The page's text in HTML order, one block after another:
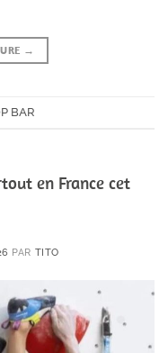
→
BAR
en France cet
PAR TITO